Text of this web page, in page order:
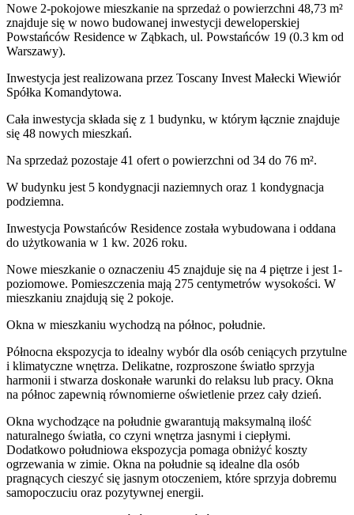
Nowe 2-pokojowe mieszkanie na sprzedaż o powierzchni 48,73 m²
znajduje się w nowo budowanej inwestycji deweloperskiej
Powstańców Residence w Ząbkach, ul. Powstańców 19 (0.3 km od
Warszawy).
Inwestycja jest realizowana przez Toscany Invest Małecki Wiewiór
Spółka Komandytowa.
Cała inwestycja składa się z 1 budynku, w którym łącznie znajduje
się 48 nowych mieszkań.
Na sprzedaż pozostaje 41 ofert o powierzchni od 34 do 76 m².
W budynku jest 5 kondygnacji naziemnych oraz 1 kondygnacja
podziemna.
Inwestycja Powstańców Residence została wybudowana i oddana
do użytkowania w 1 kw. 2026 roku.
Nowe mieszkanie o oznaczeniu 45 znajduje się na 4 piętrze i jest 1-
poziomowe. Pomieszczenia mają 275 centymetrów wysokości. W
mieszkaniu znajdują się 2 pokoje.
Okna w mieszkaniu wychodzą na północ, południe.
Północna ekspozycja to idealny wybór dla osób ceniących przytulne
i klimatyczne wnętrza. Delikatne, rozproszone światło sprzyja
harmonii i stwarza doskonałe warunki do relaksu lub pracy. Okna
na północ zapewnią równomierne oświetlenie przez cały dzień.
Okna wychodzące na południe gwarantują maksymalną ilość
naturalnego światła, co czyni wnętrza jasnymi i ciepłymi.
Dodatkowo południowa ekspozycja pomaga obniżyć koszty
ogrzewania w zimie. Okna na południe są idealne dla osób
pragnących cieszyć się jasnym otoczeniem, które sprzyja dobremu
samopoczuciu oraz pozytywnej energii.